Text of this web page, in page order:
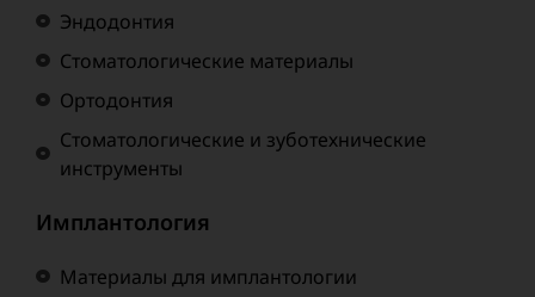
Эндодонтия
Стоматологические материалы
Ортодонтия
Стоматологические и зуботехнические
инструменты
Имплантология
Материалы для имплантологии